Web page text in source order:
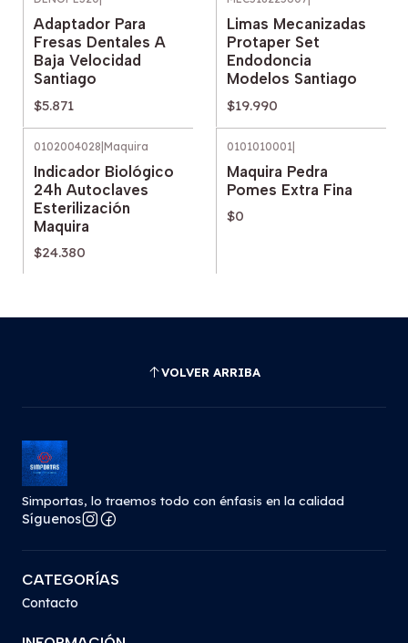
Adaptador Para
Fresas Dentales A
Baja Velocidad
Santiago
$5.871
Limas Mecanizadas
Protaper Set
Endodoncia
Modelos Santiago
$19.990
0102004028|Maquira
Indicador Biológico
24h Autoclaves
Esterilización
Maquira
$24.380
0101010001|
Maquira Pedra
Pomes Extra Fina
$0
VOLVER ARRIBA
Simportas, lo traemos todo con énfasis en la calidad
Síguenos
CATEGORÍAS
Contacto